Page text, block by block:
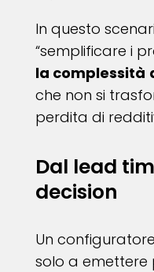
In questo
“semplificare i
la complessità
che non si
perdita di
Dal lead
decision
Un
solo a emettere